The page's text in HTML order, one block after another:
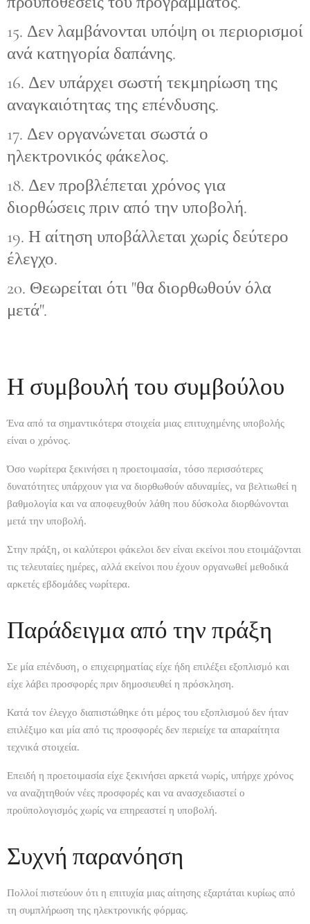
15. Δεν λαμβάνονται υπόψη οι περιορισμοί
ανά κατηγορία δαπάνης.
16. Δεν υπάρχει σωστή τεκμηρίωση της
αναγκαιότητας της επένδυσης.
17. Δεν οργανώνεται σωστά ο
ηλεκτρονικός φάκελος.
18. Δεν προβλέπεται χρόνος για
διορθώσεις πριν από την υποβολή.
19. Η αίτηση υποβάλλεται χωρίς δεύτερο
έλεγχο.
20. Θεωρείται ότι "θα διορθωθούν όλα
μετά".
Η συμβουλή του συμβούλου
Ένα από τα σημαντικότερα στοιχεία μιας επιτυχημένης υποβολής
είναι ο χρόνος.
Όσο νωρίτερα ξεκινήσει η προετοιμασία, τόσο περισσότερες
δυνατότητες υπάρχουν για να διορθωθούν αδυναμίες, να βελτιωθεί η
βαθμολογία και να αποφευχθούν λάθη που δύσκολα διορθώνονται
μετά την υποβολή.
Στην πράξη, οι καλύτεροι φάκελοι δεν είναι εκείνοι που ετοιμάζονται
τις τελευταίες ημέρες, αλλά εκείνοι που έχουν οργανωθεί μεθοδικά
αρκετές εβδομάδες νωρίτερα.
Παράδειγμα από την πράξη
Σε μία επένδυση, ο επιχειρηματίας είχε ήδη επιλέξει εξοπλισμό και
είχε λάβει προσφορές πριν δημοσιευθεί η πρόσκληση.
Κατά τον έλεγχο διαπιστώθηκε ότι μέρος του εξοπλισμού δεν ήταν
επιλέξιμο και μία από τις προσφορές δεν περιείχε τα απαραίτητα
τεχνικά στοιχεία.
Επειδή η προετοιμασία είχε ξεκινήσει αρκετά νωρίς, υπήρχε χρόνος
να αναζητηθούν νέες προσφορές και να ανασχεδιαστεί ο
προϋπολογισμός χωρίς να επηρεαστεί η υποβολή.
Συχνή παρανόηση
Πολλοί πιστεύουν ότι η επιτυχία μιας αίτησης εξαρτάται κυρίως από
τη συμπλήρωση της ηλεκτρονικής φόρμας.